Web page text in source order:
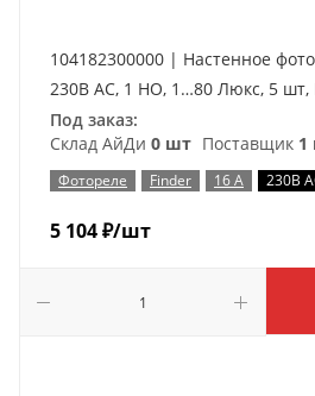
104182300000 | Настенное
230В AC, 1 НО, 1…80 Люкс, 5 шт,
Под заказ:
Склад АйДи 0 шт Поставщик 1
Фотореле Finder 16 А 230В
5 104₽/шт